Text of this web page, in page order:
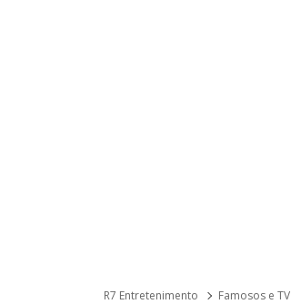
R7 Entretenimento Famosos e TV